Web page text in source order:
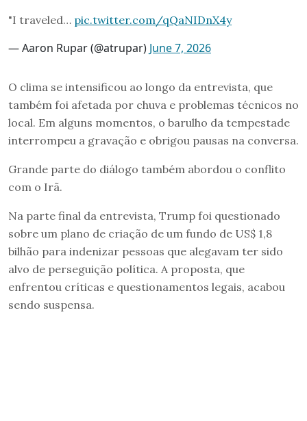
"I traveled… pic.twitter.com/qQaNIDnX4y
— Aaron Rupar (@atrupar) June 7, 2026
O clima se intensificou ao longo da entrevista, que
também foi afetada por chuva e problemas técnicos no
local. Em alguns momentos, o barulho da tempestade
interrompeu a gravação e obrigou pausas na conversa.
Grande parte do diálogo também abordou o conflito
com o Irã.
Na parte final da entrevista, Trump foi questionado
sobre um plano de criação de um fundo de US$ 1,8
bilhão para indenizar pessoas que alegavam ter sido
alvo de perseguição política. A proposta, que
enfrentou críticas e questionamentos legais, acabou
sendo suspensa.